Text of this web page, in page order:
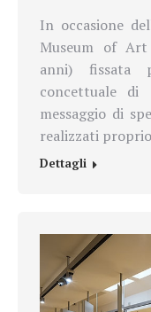
In occasione
Museum of Art
anni) fissata
concettuale di
messaggio di
realizzati
Dettagli